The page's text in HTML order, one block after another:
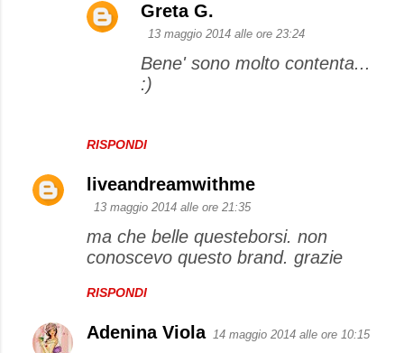
RISPONDI
Greta G.
13 maggio 2014 alle ore 23:24
Bene' sono molto contenta...
:)
liveandreamwithme
13 maggio 2014 alle ore 21:35
ma che belle questeborsi. non
conoscevo questo brand. grazie
RISPONDI
Adenina Viola 14 maggio 2014 alle ore 10:15